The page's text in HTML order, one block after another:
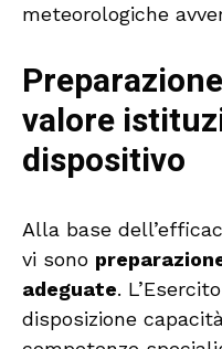
meteorologiche
valore
dispositivo
Alla base
vi sono
adeguate.
disposizione